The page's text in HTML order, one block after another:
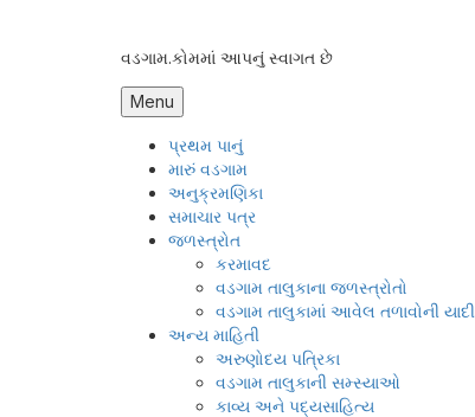
વડગામ.કોમમાં આપનું સ્વાગત છે
Menu
પ્રથમ પાનું
મારું વડગામ
અનુક્રમણિકા
સમાચાર પત્ર
જળસ્ત્રોત
કરમાવદ
વડગામ તાલુકાના જળસ્ત્રોતો
વડગામ તાલુકામાં આવેલ તળાવોની યાદી
અન્ય માહિતી
અરુણોદય પત્રિકા
વડગામ તાલુકાની સમ્સ્યાઓ
કાવ્ય અને પદ્યસાહિત્ય